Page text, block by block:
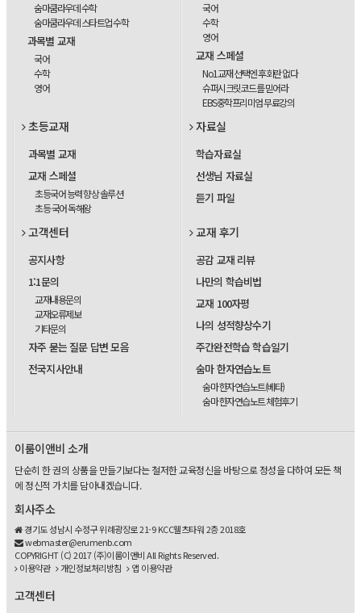
숨마쿰라우데 수학
숨마쿰라우데 스타트업 수학
과목별 교재
국어
수학
영어
국어
수학
영어
교재 스페셜
No1교재 선택엔 후회란 없다
슈퍼시크릿코드를 믿어라
EBS중학프리미엄 무료강의
초등교재
과목별 교재
교재 스페셜
초등국어 능력 향상 솔루션
초등 국어 독해왕
자료실
학습자료실
선생님 자료실
듣기 파일
고객센터
공지사항
1:1문의
교재내용문의
교재오류제보
기타문의
자주 묻는 질문 답변 모음
전국지사안내
교재 후기
공감 교재 리뷰
나만의 학습비법
교재 100자평
나의 성적향상수기
주간완전학습 학습일기
숨마 한자연습노트
숨마 한자연습노트(베타)
숨마 한자연습노트 체험후기
이룸이앤비 소개
단순히 한 권의 상품을 만들기보다는 철저한 교육정신을 바탕으로 정성을 다하여 모든 책
에 정신적 가치를 담아내겠습니다.
회사주소
경기도 성남시 수정구 위례광장로 21-9 KCC웰츠타워 2층 2018호
webmaster@erumenb.com
COPYRIGHT (C) 2017 (주)이룸이앤비 All Rights Reserved.
이용약관
개인정보처리방침 앱 이용약관
고객센터